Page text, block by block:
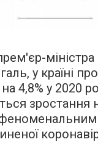
міністра
у країні
4,8% у 2020
зростання